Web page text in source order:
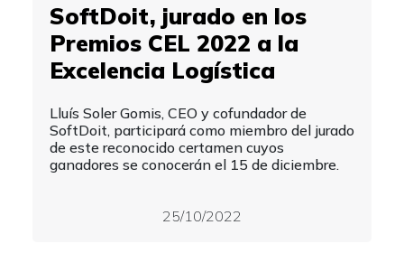
SoftDoit, jurado en los
Premios CEL 2022 a la
Excelencia Logística
Lluís Soler Gomis, CEO y cofundador de
SoftDoit, participará como miembro del jurado
de este reconocido certamen cuyos
ganadores se conocerán el 15 de diciembre.
25/10/2022